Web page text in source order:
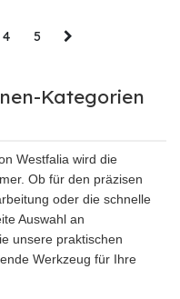
4 5
Kategorien
Westfalia wird die
Ob für den präzisen
oder die schnelle
Auswahl an
unsere praktischen
Werkzeug für Ihre